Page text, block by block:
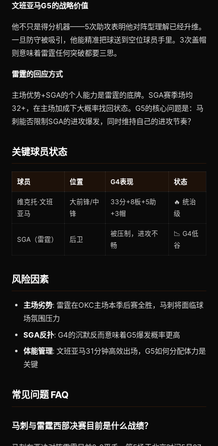
文班亚马G5的战略价值
他不只是得分机器——5次助攻表明他对阵型理解已经升维。
一旦防守被吸引，他能精准把球送到空位球员手里。3次盖帽
则意味着雷霆任何突破都要三思。
雷霆的回应方式
主场优势+SGA的个人能力是雷霆的底牌。SGA赛季场均
32+，在主场加成下大概率找回状态。G5的核心问题是：马
刺能否限制SGA的进攻爆发，同时维持自己的进攻节奏？
关键球员状态
球员 位置 G4表现 状态
维克托·文班
亚马
大前锋/中
锋
33分+8板+5助
+3帽
🔥 统治
级
SGA（雷霆） 后卫
被压制，进攻不
畅
📉 G4低
谷
风险因素
主场劣势: 雷霆在OKC主场本季后赛全胜，马刺将面临球
场氛围压力
SGA反扑: G4的沉默反而意味着G5爆发概率更高
体能管理: 文班亚马31分钟高效出场，G5如何分配体力是
关键
常见问题 FAQ
马刺与雷霆西部决赛目前是什么战绩？